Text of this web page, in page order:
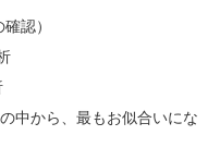
認）
中から、最もお似合いにな